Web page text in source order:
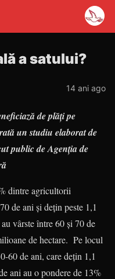
a satului?
14 ani ago
de plăţi pe
un studiu elaborat de
public de Agenţia de
dintre agricultorii
de ani şi deţin peste 1,1
vârste între 60 şi 70 de
de hectare. Pe locul
60 de ani, care deţin 1,1
ani au o pondere de 13%